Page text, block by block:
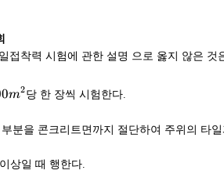
접착력 시험에 관한 설명 으로 옳지 않은 것
m2당 한 장씩 시험한다.
시험할 타일은 먼저 줄눈 부분을 콘크리트면까지
상일 때 행한다.